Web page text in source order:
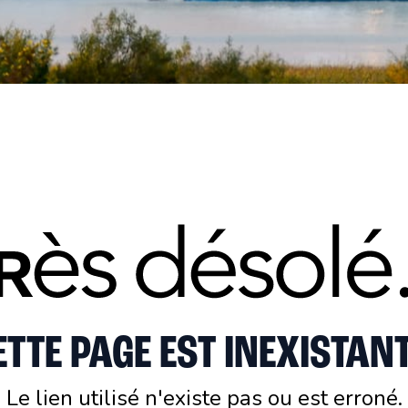
PAGE EST
Le lien utilisé n'existe pas ou est erroné.